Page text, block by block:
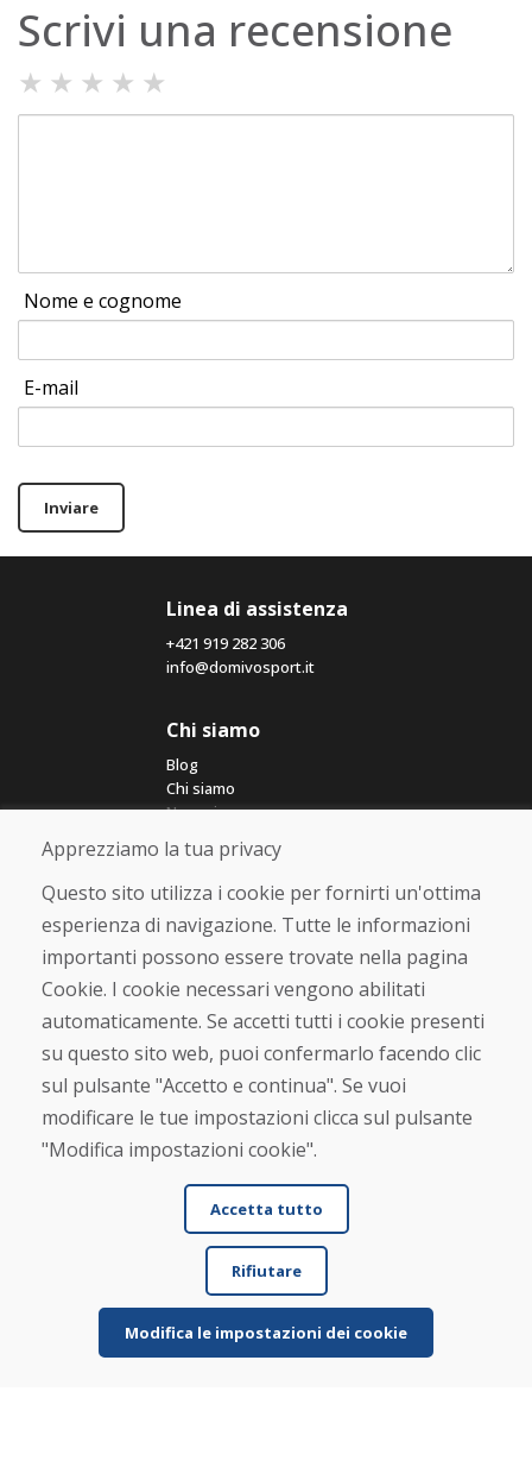
Scrivi una recensione
★ ★ ★ ★ ★
Nome e cognome
E-mail
Inviare
Linea di assistenza
+421 919 282 306
info@domivosport.it
Chi siamo
Blog
Chi siamo
Negozio
Acquistare
Negozio online
Termini e condizioni commerciali
Spedizione e pagamento
Reso e cambio merce
Protezione dei dati personali
Cookies
Verificato dai clienti
★★★★★
Apprezziamo la tua privacy
Questo sito utilizza i cookie per fornirti un'ottima
esperienza di navigazione. Tutte le informazioni
importanti possono essere trovate nella pagina
Cookie. I cookie necessari vengono abilitati
automaticamente. Se accetti tutti i cookie presenti
su questo sito web, puoi confermarlo facendo clic
sul pulsante "Accetto e continua". Se vuoi
modificare le tue impostazioni clicca sul pulsante
"Modifica impostazioni cookie".
Accetta tutto
Rifiutare
Modifica le impostazioni dei cookie